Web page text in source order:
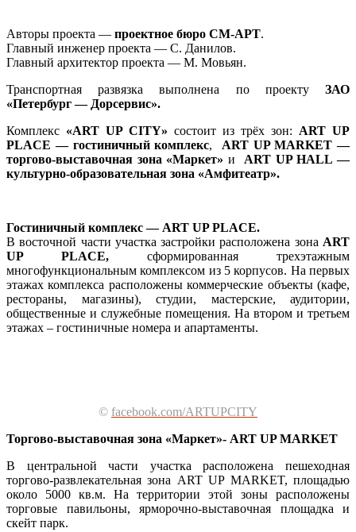
Авторы проекта — проектное бюро СМ-АРТ.
Главный инженер проекта — С. Данилов.
Главный архитектор проекта — М. Мовьян.
Транспортная развязка выполнена по проектуЗАО
«Петербург — Дорсервис».
Комплекс «ART UP CITY» состоит из трёх зон: ART UP
PLACE — гостиничный комплекс, ART UP MARKET —
торгово-выставочная зона «Маркет» и
ART UP HALL —
культурно-образовательная зона «Амфитеатр».
Гостиничный комплекс — ART UP PLACE.
В восточной части участка застройки расположена зона ART
UP PLACE, сформированная трехэтажным
многофункциональным комплексом из 5 корпусов. На первых
этажах комплекса расположены коммерческие объекты (кафе,
рестораны, магазины), студии, мастерские, аудитории,
общественные и служебные помещения. На втором и третьем
этажах – гостиничные номера и апартаменты.
© facebook.com/ARTUPCITY
Торгово-выставочная зона «Маркет»- ART UP MARKET
В центральной части участка расположена пешеходная
торгово-развлекательная зона ART UP MARKET, площадью
около 5000 кв.м. На территории этой зоны расположены
торговые павильоны, ярморочно-выставочная площадка и
скейт парк.